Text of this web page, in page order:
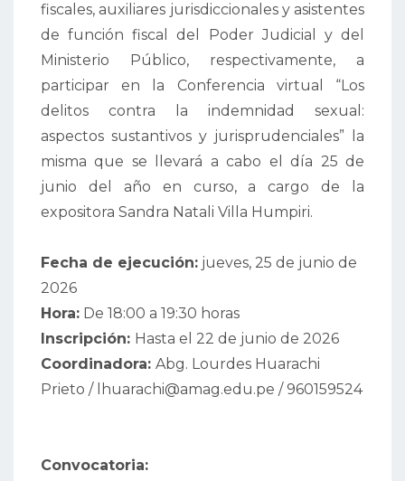
fiscales, auxiliares jurisdiccionales y asistentes
de función fiscal del Poder Judicial y del
Ministerio Público, respectivamente, a
participar en la Conferencia virtual “Los
delitos contra la indemnidad sexual:
aspectos sustantivos y jurisprudenciales” la
misma que se llevará a cabo el día 25 de
junio del año en curso, a cargo de la
expositora Sandra Natali Villa Humpiri.
Fecha de ejecución: jueves, 25 de junio de
2026
Hora: De 18:00 a 19:30 horas
Inscripción: Hasta el 22 de junio de 2026
Coordinadora: Abg. Lourdes Huarachi
Prieto / lhuarachi@amag.edu.pe / 960159524
Convocatoria: